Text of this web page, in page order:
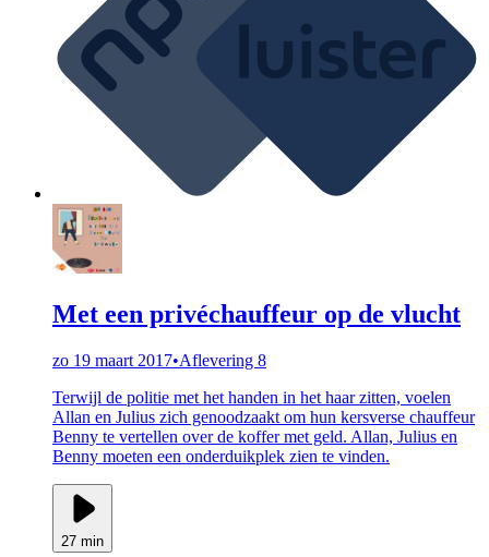
Met een privéchauffeur op de vlucht
zo 19 maart 2017•Aflevering 8
Terwijl de politie met het handen in het haar zitten, voelen
Allan en Julius zich genoodzaakt om hun kersverse chauffeur
Benny te vertellen over de koffer met geld. Allan, Julius en
Benny moeten een onderduikplek zien te vinden.
27 min